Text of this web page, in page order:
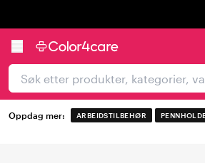
Oppdag mer: ARBEIDSTILBEHØR